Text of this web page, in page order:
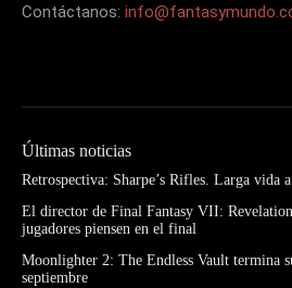
Contáctanos:
Últimas noticias
Retrospectiva: Sharpe’s Rifles. Larga vida
El director de Final Fantasy VII:
jugadores piensen en el final
Moonlighter 2: The Endless Vault termina
septiembre